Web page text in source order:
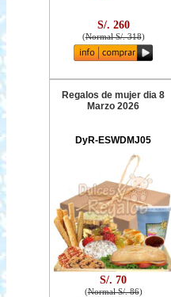
S/. 260
(Normal S/. 318)
Regalos de mujer dia 8
Marzo 2026
DyR-ESWDMJ05
S/. 70
(Normal S/. 86)